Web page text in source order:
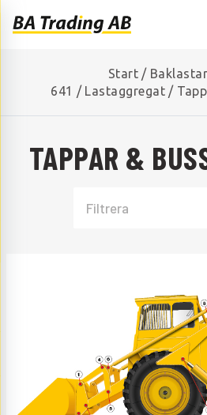
Start /
641 / Lastaggregat /
TAPPAR &